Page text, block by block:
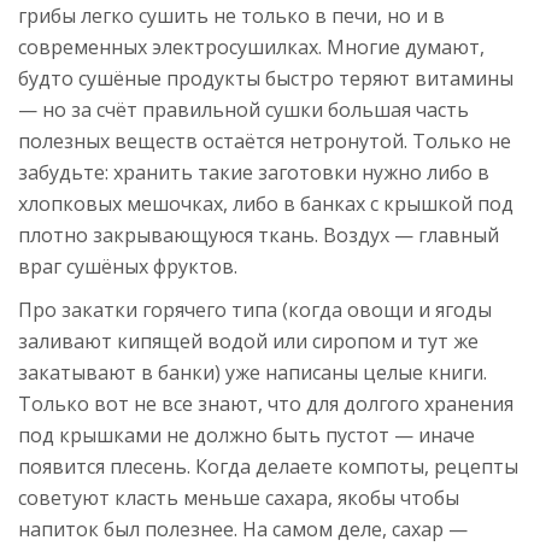
грибы легко сушить не только в печи, но и в
современных электросушилках. Многие думают,
будто сушёные продукты быстро теряют витамины
— но за счёт правильной сушки большая часть
полезных веществ остаётся нетронутой. Только не
забудьте: хранить такие заготовки нужно либо в
хлопковых мешочках, либо в банках с крышкой под
плотно закрывающуюся ткань. Воздух — главный
враг сушёных фруктов.
Про закатки горячего типа (когда овощи и ягоды
заливают кипящей водой или сиропом и тут же
закатывают в банки) уже написаны целые книги.
Только вот не все знают, что для долгого хранения
под крышками не должно быть пустот — иначе
появится плесень. Когда делаете компоты, рецепты
советуют класть меньше сахара, якобы чтобы
напиток был полезнее. На самом деле, сахар —